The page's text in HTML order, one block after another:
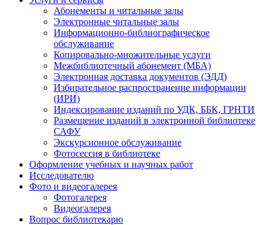
Абонементы и читальные залы
Электронные читальные залы
Информационно-библиографическое
обслуживание
Копировально-множительные услуги
Межбиблиотечный абонемент (МБА)
Электронная доставка документов (ЭДД)
Избирательное распространение информации
(ИРИ)
Индексирование изданий по УДК, ББК, ГРНТИ
Размещение изданий в электронной библиотеке
САФУ
Экскурсионное обслуживание
Фотосессия в библиотеке
Оформление учебных и научных работ
Исследователю
Фото и видеогалерея
Фотогалерея
Видеогалерея
Вопрос библиотекарю